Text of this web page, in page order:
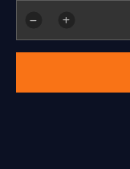
Pipe